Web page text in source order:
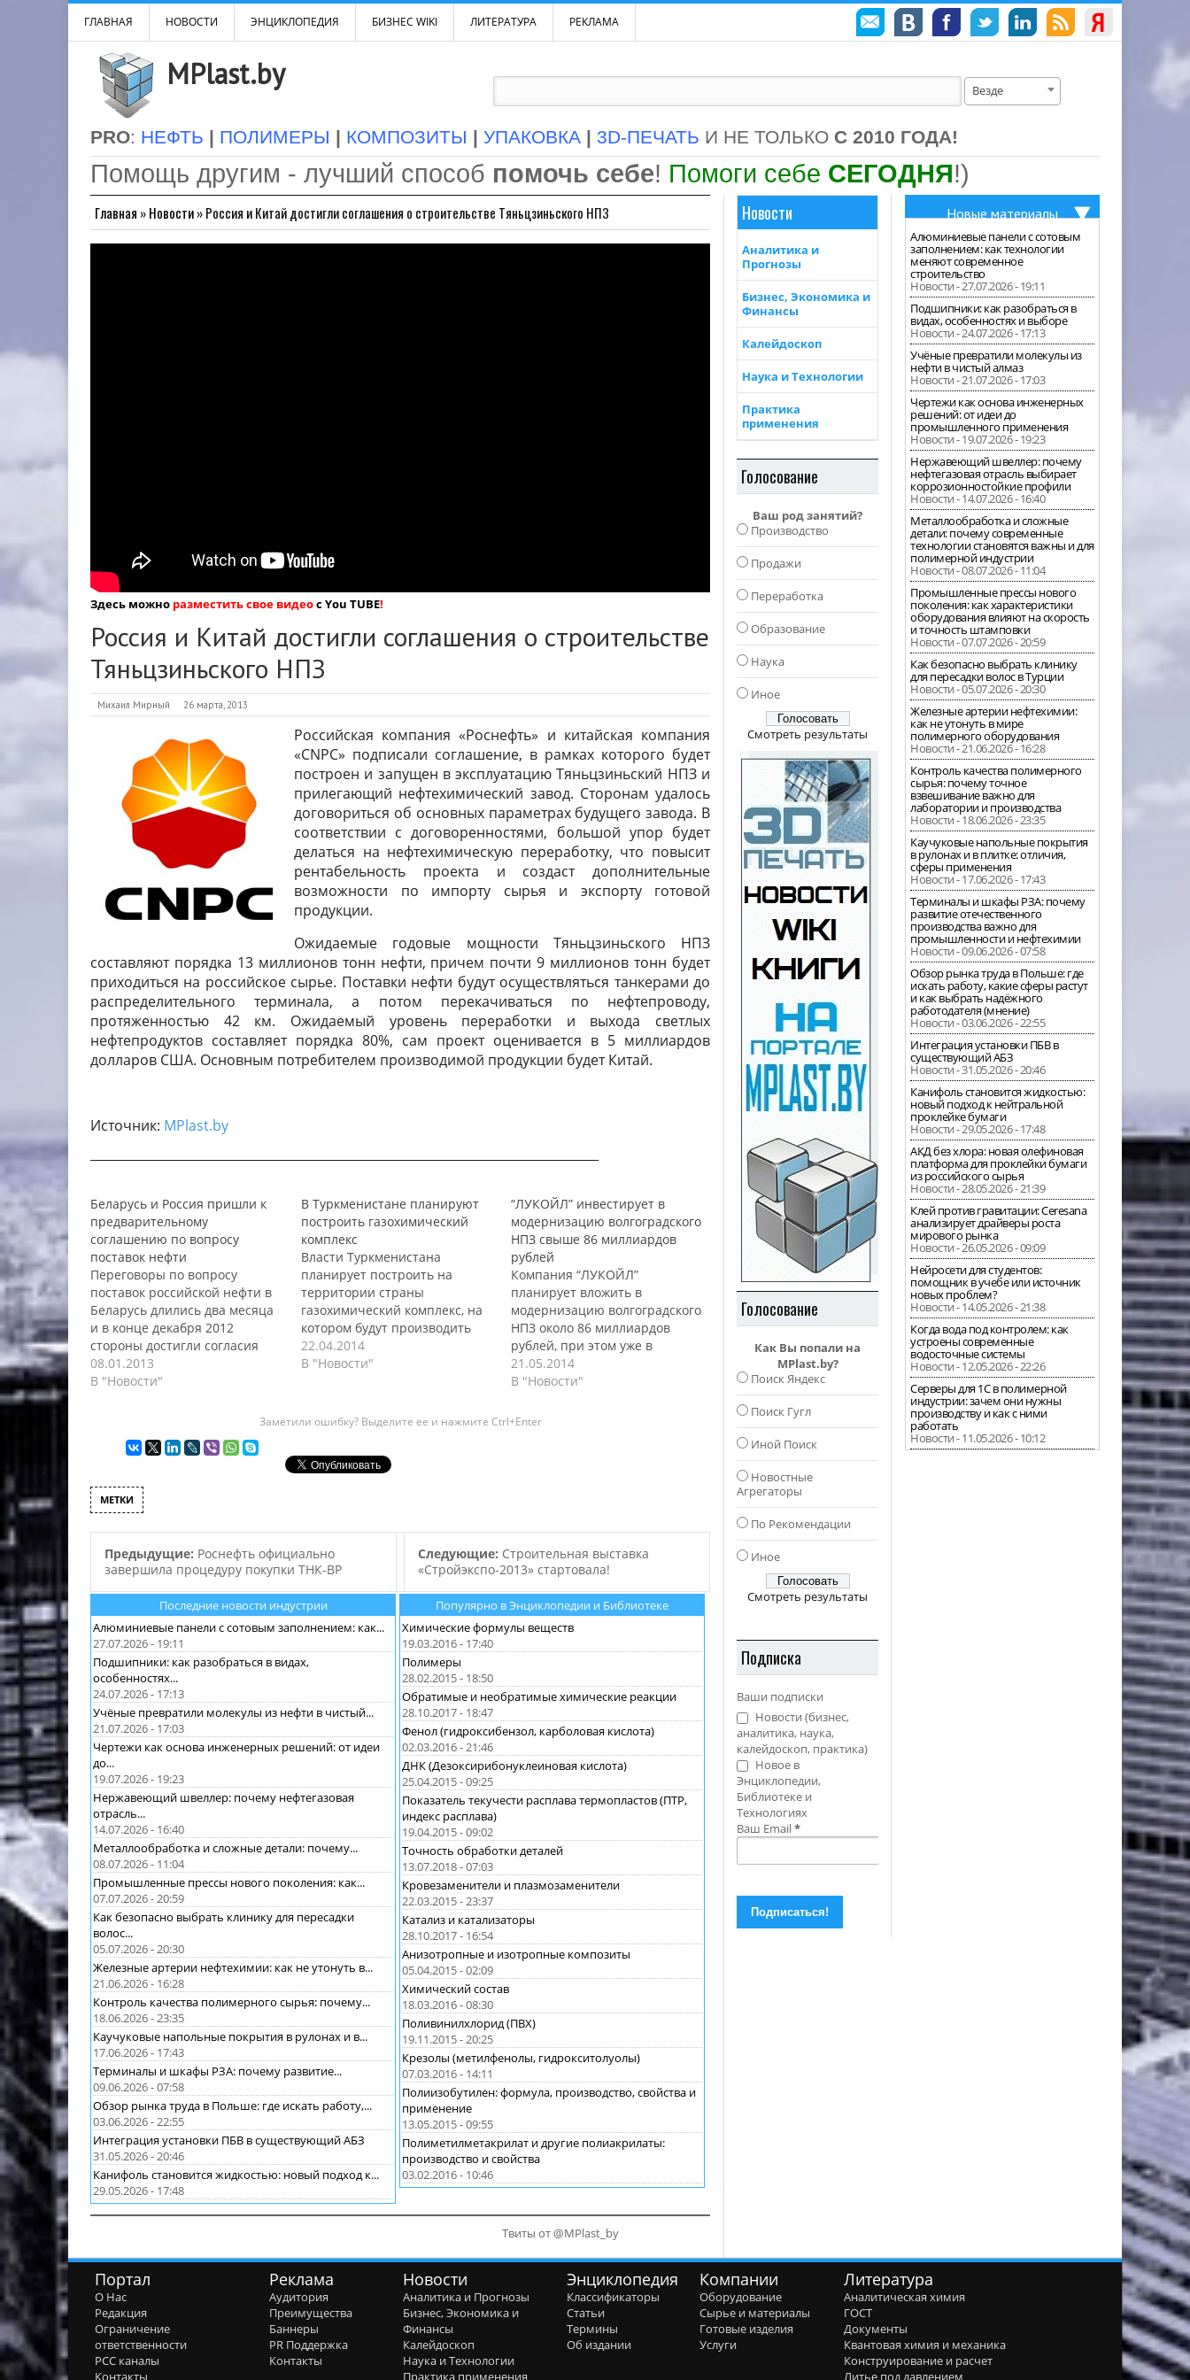
ГЛАВНАЯ НОВОСТИ ЭНЦИКЛОПЕДИЯ БИЗНЕС WIKI ЛИТЕРАТУРА РЕКЛАМА
MPlast.by Везде
PRO: НЕФТЬ | ПОЛИМЕРЫ | КОМПОЗИТЫ | УПАКОВКА | 3D-ПЕЧАТЬ И НЕ ТОЛЬКО С 2010 ГОДА!
Помощь другим - лучший способ помочь себе! Помоги себе СЕГОДНЯ!)
Главная »Новости»Россия и Китай достигли соглашения о строительстве Тяньцзиньского НПЗ
Здесь можно разместить свое видеос You TUBE!
Россия и Китай достигли соглашения о строительстве
Тяньцзиньского НПЗ
Михаил Мирный 26 марта, 2013
Российская компания «Роснефть» и китайская компания
«CNPC» подписали соглашение, в рамках которого будет
построен и запущен в эксплуатацию Тяньцзиньский НПЗ и
прилегающий нефтехимический завод. Сторонам удалось
договориться об основных параметрах будущего завода. В
соответствии с договоренностями, большой упор будет
делаться на нефтехимическую переработку, что повысит
рентабельность проекта и создаст дополнительные
возможности по импорту сырья и экспорту готовой
продукции.
Ожидаемые годовые мощности Тяньцзиньского НПЗ
составляют порядка 13 миллионов тонн нефти, причем почти 9 миллионов тонн будет
приходиться на российское сырье. Поставки нефти будут осуществляться танкерами до
распределительного терминала, а потом перекачиваться по нефтепроводу,
протяженностью 42 км. Ожидаемый уровень переработки и выхода светлых
нефтепродуктов составляет порядка 80%, сам проект оценивается в 5 миллиардов
долларов США. Основным потребителем производимой продукции будет Китай.
Источник: MPlast.by
Беларусь и Россия пришли к
предварительному
соглашению по вопросу
поставок нефти
Переговоры по вопросу
поставок российской нефти в
Беларусь длились два месяца
и в конце декабря 2012
стороны достигли согласия
лишь по поставкам на первый
квартал 2013 года. Россия
уровня 18 миллионов тонн
белорусская сторона смогла…
08.01.2013
В "Новости"
В Туркменистане планируют
построить газохимический
комплекс
Власти Туркменистана
планирует построить на
территории страны
газохимический комплекс, на
котором будут производить
полиэтилен и полипропилен.
Годовая мощность данного
полипропилена и около
385 000 тонн полиэтилена,
причем некоторая часть из
производимой продукции
области, поскольку…
22.04.2014
В "Новости"
“ЛУКОЙЛ” инвестирует в
модернизацию волгоградского
НПЗ свыше 86 миллиардов
рублей
Компания “ЛУКОЙЛ”
планирует вложить в
модернизацию волгоградского
НПЗ около 86 миллиардов
рублей, при этом уже в
текущем году, для этих целей,
будет выделено более 30
сообщил президент компании
21.05.2014
В "Новости"
Заметили ошибку? Выделите ее и нажмите Ctrl+Enter
МЕТКИ
Предыдущие: Роснефть официально
завершила процедуру покупки ТНК-ВР
Следующие: Строительная выставка
«Стройэкспо-2013» стартовала!
Последние новости индустрии
Алюминиевые панели с сотовым заполнением: как...
27.07.2026 - 19:11
Подшипники: как разобраться в видах,
особенностях...
24.07.2026 - 17:13
Учёные превратили молекулы из нефти в чистый...
21.07.2026 - 17:03
Чертежи как основа инженерных решений: от идеи
до...
19.07.2026 - 19:23
Нержавеющий швеллер: почему нефтегазовая
отрасль...
14.07.2026 - 16:40
Металлообработка и сложные детали: почему...
08.07.2026 - 11:04
Промышленные прессы нового поколения: как...
07.07.2026 - 20:59
Как безопасно выбрать клинику для пересадки
волос...
05.07.2026 - 20:30
Железные артерии нефтехимии: как не утонуть в...
21.06.2026 - 16:28
Контроль качества полимерного сырья: почему...
18.06.2026 - 23:35
Каучуковые напольные покрытия в рулонах и в...
17.06.2026 - 17:43
Терминалы и шкафы РЗА: почему развитие...
09.06.2026 - 07:58
Обзор рынка труда в Польше: где искать работу,...
03.06.2026 - 22:55
Интеграция установки ПБВ в существующий АБЗ
31.05.2026 - 20:46
Канифоль становится жидкостью: новый подход к...
29.05.2026 - 17:48
Популярно в Энциклопедии и Библиотеке
Химические формулы веществ
19.03.2016 - 17:40
Полимеры
28.02.2015 - 18:50
Обратимые и необратимые химические реакции
28.10.2017 - 18:47
Фенол (гидроксибензол, карболовая кислота)
02.03.2016 - 21:46
ДНК (Дезоксирибонуклеиновая кислота)
25.04.2015 - 09:25
Показатель текучести расплава термопластов (ПТР,
индекс расплава)
19.04.2015 - 09:02
Точность обработки деталей
13.07.2018 - 07:03
Кровезаменители и плазмозаменители
22.03.2015 - 23:37
Катализ и катализаторы
28.10.2017 - 16:54
Анизотропные и изотропные композиты
05.04.2015 - 02:09
Химический состав
18.03.2016 - 08:30
Поливинилхлорид (ПВХ)
19.11.2015 - 20:25
Крезолы (метилфенолы, гидрокситолуолы)
07.03.2016 - 14:11
Полиизобутилен: формула, производство, свойства и
применение
13.05.2015 - 09:55
Полиметилметакрилат и другие полиакрилаты:
производство и свойства
03.02.2016 - 10:46
Твиты от @MPlast_by
Новости
Аналитика и
Прогнозы
Бизнес, Экономика и
Финансы
Калейдоскоп
Наука и Технологии
Практика
применения
Голосование
Ваш род занятий?
Производство
Продажи
Переработка
Образование
Наука
Иное
Смотреть результаты
Голосование
Как Вы попали на
MPlast.by?
Поиск Яндекс
Поиск Гугл
Иной Поиск
Новостные
Агрегаторы
По Рекомендации
Иное
Смотреть результаты
Подписка
Ваши подписки
Новости (бизнес,
аналитика, наука,
калейдоскоп, практика)
Новое в
Энциклопедии,
Библиотеке и
Технологиях
Ваш Email*
Новые материалы
Алюминиевые панели с сотовым
заполнением: как технологии
меняют современное
строительство
Новости - 27.07.2026 - 19:11
Подшипники: как разобраться в
видах, особенностях и выборе
Новости - 24.07.2026 - 17:13
Учёные превратили молекулы из
нефти в чистый алмаз
Новости - 21.07.2026 - 17:03
Чертежи как основа инженерных
решений: от идеи до
промышленного применения
Новости - 19.07.2026 - 19:23
Нержавеющий швеллер: почему
нефтегазовая отрасль выбирает
коррозионностойкие профили
Новости - 14.07.2026 - 16:40
Металлообработка и сложные
детали: почему современные
технологии становятся важны и для
полимерной индустрии
Новости - 08.07.2026 - 11:04
Промышленные прессы нового
поколения: как характеристики
оборудования влияют на скорость
и точность штамповки
Новости - 07.07.2026 - 20:59
Как безопасно выбрать клинику
для пересадки волос в Турции
Новости - 05.07.2026 - 20:30
Железные артерии нефтехимии:
как не утонуть в мире
полимерного оборудования
Новости - 21.06.2026 - 16:28
Контроль качества полимерного
сырья: почему точное
взвешивание важно для
лаборатории и производства
Новости - 18.06.2026 - 23:35
Каучуковые напольные покрытия
в рулонах и в плитке: отличия,
сферы применения
Новости - 17.06.2026 - 17:43
Терминалы и шкафы РЗА: почему
развитие отечественного
производства важно для
промышленности и нефтехимии
Новости - 09.06.2026 - 07:58
Обзор рынка труда в Польше: где
искать работу, какие сферы растут
и как выбрать надёжного
работодателя (мнение)
Новости - 03.06.2026 - 22:55
Интеграция установки ПБВ в
существующий АБЗ
Новости - 31.05.2026 - 20:46
Канифоль становится жидкостью:
новый подход к нейтральной
проклейке бумаги
Новости - 29.05.2026 - 17:48
АКД без хлора: новая олефиновая
платформа для проклейки бумаги
из российского сырья
Новости - 28.05.2026 - 21:39
Клей против гравитации: Ceresana
анализирует драйверы роста
мирового рынка
Новости - 26.05.2026 - 09:09
Нейросети для студентов:
помощник в учебе или источник
новых проблем?
Новости - 14.05.2026 - 21:38
Когда вода под контролем: как
устроены современные
водосточные системы
Новости - 12.05.2026 - 22:26
Серверы для 1С в полимерной
индустрии: зачем они нужны
производству и как с ними
работать
Новости - 11.05.2026 - 10:12
Портал
О Нас
Редакция
Ограничение
ответственности
РСС каналы
Контакты
Реклама
Аудитория
Преимущества
Баннеры
PR Поддержка
Контакты
Новости
Аналитика и Прогнозы
Бизнес, Экономика и
Финансы
Калейдоскоп
Наука и Технологии
Практика применения
Энциклопедия
Классификаторы
Статьи
Термины
Об издании
Компании
Оборудование
Сырье и материалы
Готовые изделия
Услуги
Литература
Аналитическая химия
ГОСТ
Документы
Квантовая химия и механика
Конструирование и расчет
Литье под давлением